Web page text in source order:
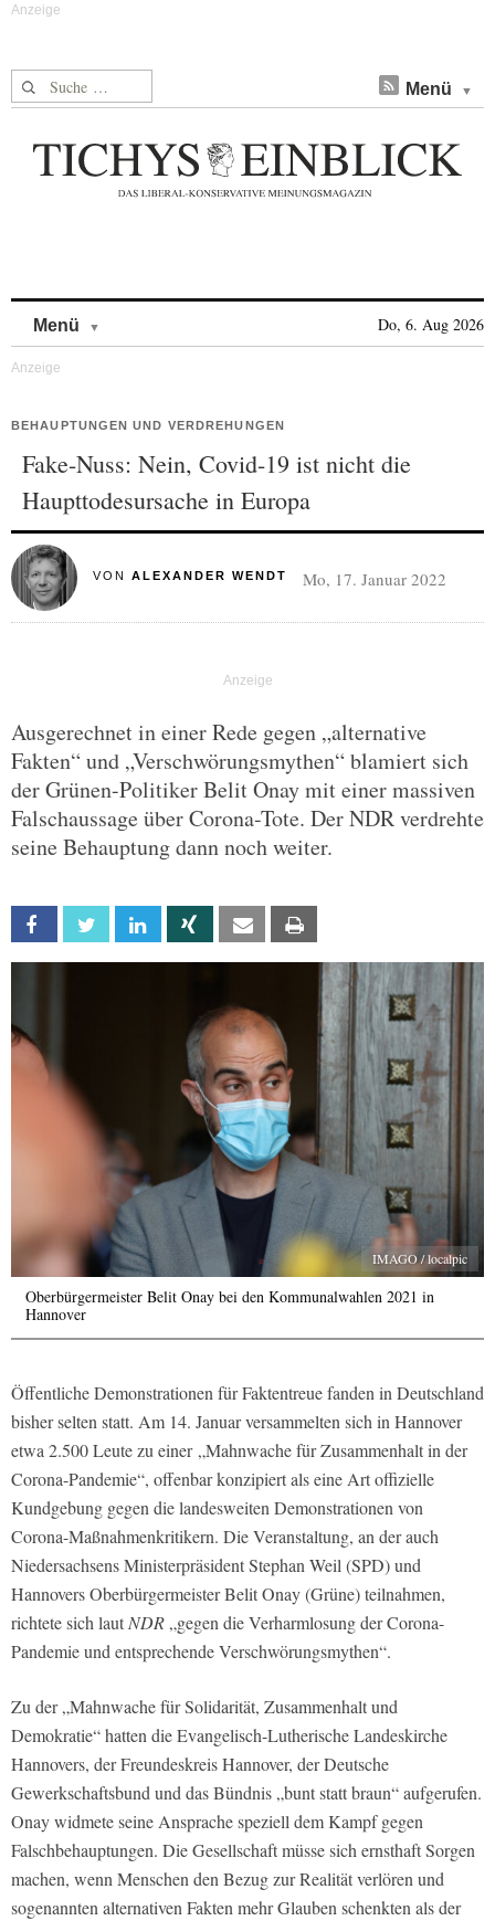
Suche nach: Menü
Menü Do, 6. Aug 2026
BEHAUPTUNGEN UND VERDREHUNGEN
Fake-Nuss: Nein, Covid-19 ist nicht die
Haupttodesursache in Europa
VON ALEXANDER WENDT Mo, 17. Januar 2022
Ausgerechnet in einer Rede gegen „alternative
Fakten“ und „Verschwörungsmythen“ blamiert sich
der Grünen-Politiker Belit Onay mit einer massiven
Falschaussage über Corona-Tote. Der NDR verdrehte
seine Behauptung dann noch weiter.
Facebook Twitter Linkedin Xing Email
IMAGO / localpic
Oberbürgermeister Belit Onay bei den Kommunalwahlen 2021 in
Hannover
Öffentliche Demonstrationen für Faktentreue fanden in Deutschland
bisher selten statt. Am 14. Januar versammelten sich in Hannover
etwa 2.500 Leute zu einer „Mahnwache für Zusammenhalt in der
Corona-Pandemie“, offenbar konzipiert als eine Art offizielle
Kundgebung gegen die landesweiten Demonstrationen von
Corona-Maßnahmenkritikern. Die Veranstaltung, an der auch
Niedersachsens Ministerpräsident Stephan Weil (SPD) und
Hannovers Oberbürgermeister Belit Onay (Grüne) teilnahmen,
richtete sich lautNDR„gegen die Verharmlosung der Corona-
Pandemie und entsprechende Verschwörungsmythen“.
Zu der „Mahnwache für Solidarität, Zusammenhalt und
Demokratie“ hatten die Evangelisch-Lutherische Landeskirche
Hannovers, der Freundeskreis Hannover, der Deutsche
Gewerkschaftsbund und das Bündnis „bunt statt braun“ aufgerufen.
Onay widmete seine Ansprache speziell dem Kampf gegen
Falschbehauptungen. Die Gesellschaft müsse sich ernsthaft Sorgen
machen, wenn Menschen den Bezug zur Realität verlören und
sogenannten alternativen Fakten mehr Glauben schenkten als der